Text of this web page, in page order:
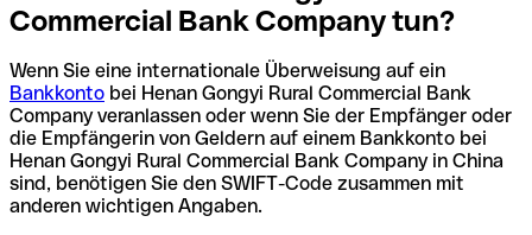
Commercial Bank Company tun?
Wenn Sie eine internationale Überweisung auf ein
Bankkonto bei Henan Gongyi Rural Commercial Bank
Company veranlassen oder wenn Sie der Empfänger oder
die Empfängerin von Geldern auf einem Bankkonto bei
Henan Gongyi Rural Commercial Bank Company in China
sind, benötigen Sie den SWIFT-Code zusammen mit
anderen wichtigen Angaben.